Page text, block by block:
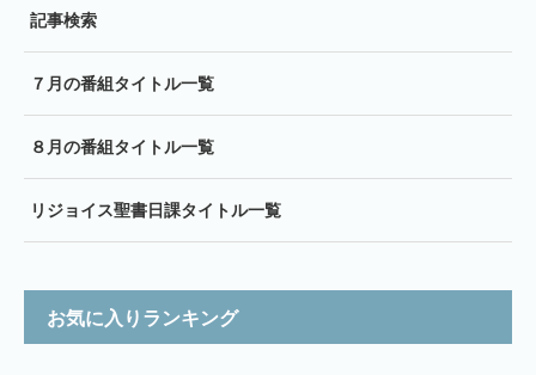
記事検索
７月の番組タイトル一覧
８月の番組タイトル一覧
リジョイス聖書日課タイトル一覧
お気に入りランキング